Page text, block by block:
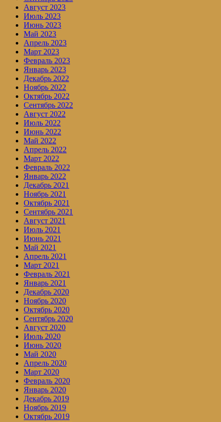
Август 2023
Июль 2023
Июнь 2023
Май 2023
Апрель 2023
Март 2023
Февраль 2023
Январь 2023
Декабрь 2022
Ноябрь 2022
Октябрь 2022
Сентябрь 2022
Август 2022
Июль 2022
Июнь 2022
Май 2022
Апрель 2022
Март 2022
Февраль 2022
Январь 2022
Декабрь 2021
Ноябрь 2021
Октябрь 2021
Сентябрь 2021
Август 2021
Июль 2021
Июнь 2021
Май 2021
Апрель 2021
Март 2021
Февраль 2021
Январь 2021
Декабрь 2020
Ноябрь 2020
Октябрь 2020
Сентябрь 2020
Август 2020
Июль 2020
Июнь 2020
Май 2020
Апрель 2020
Март 2020
Февраль 2020
Январь 2020
Декабрь 2019
Ноябрь 2019
Октябрь 2019